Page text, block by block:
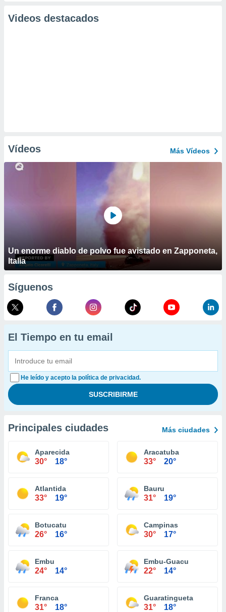
Videos destacados
Vídeos Más Vídeos
Un enorme diablo de polvo fue avistado en Zapponeta,
Italia
Síguenos
El Tiempo en tu email
He leído y acepto la política de privacidad.
Principales ciudades Más ciudades
Aparecida
30° 18°
Aracatuba
33° 20°
Atlantida
33° 19°
Bauru
31° 19°
Botucatu
26° 16°
Campinas
30° 17°
Embu
24° 14°
Embu-Guacu
22° 14°
Franca
31° 18°
Guaratingueta
31° 18°